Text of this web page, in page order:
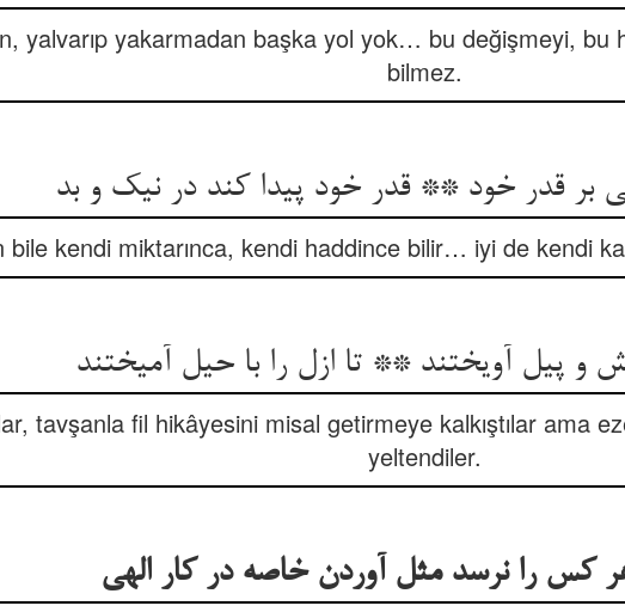
yalvarıp yakarmadan başka yol yok… bu değişmeyi, bu
bilmez.
بر قدر خود ** قدر خود پیدا کند در نیک و بد
bile kendi miktarınca, kendi haddince bilir… iyi de kendi
و پیل آویختند ** تا ازل را با حیل آمیختند
tavşanla fil hikâyesini misal getirmeye kalkıştılar ama
yeltendiler.
کس را نرسد مثل آوردن خاصه در کار الهی